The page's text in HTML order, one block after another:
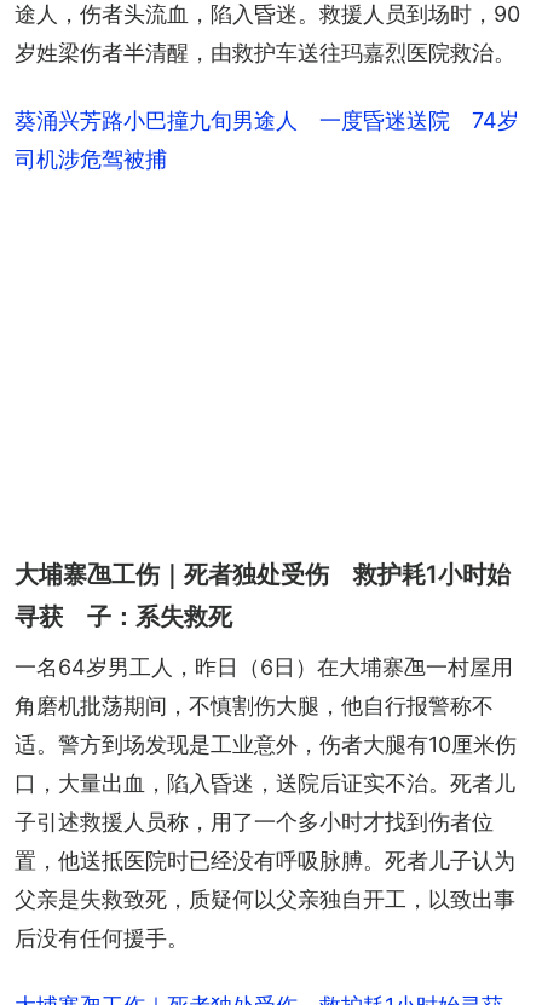
途人，伤者头流血，陷入昏迷。救援人员到场时，90
岁姓梁伤者半清醒，由救护车送往玛嘉烈医院救治。
葵涌兴芳路小巴撞九旬男途人 一度昏迷送院 74岁
司机涉危驾被捕
大埔寨乪工伤｜死者独处受伤 救护耗1小时始
寻获 子：系失救死
一名64岁男工人，昨日（6日）在大埔寨乪一村屋用
角磨机批荡期间，不慎割伤大腿，他自行报警称不
适。警方到场发现是工业意外，伤者大腿有10厘米伤
口，大量出血，陷入昏迷，送院后证实不治。死者儿
子引述救援人员称，用了一个多小时才找到伤者位
置，他送抵医院时已经没有呼吸脉膊。死者儿子认为
父亲是失救致死，质疑何以父亲独自开工，以致出事
后没有任何援手。